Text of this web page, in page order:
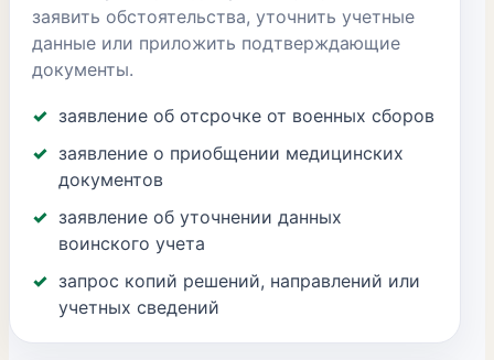
заявить обстоятельства, уточнить учетные
данные или приложить подтверждающие
документы.
заявление об отсрочке от военных сборов
заявление о приобщении медицинских
документов
заявление об уточнении данных
воинского учета
запрос копий решений, направлений или
учетных сведений